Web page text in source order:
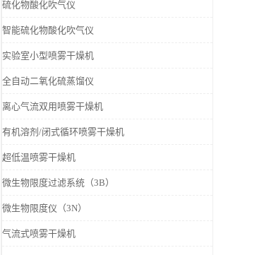
硫化物酸化吹气仪
智能硫化物酸化吹气仪
实验室小型喷雾干燥机
全自动二氧化硫蒸馏仪
离心气流双用喷雾干燥机
有机溶剂/闭式循环喷雾干燥机
超低温喷雾干燥机
微生物限度过滤系统（3B）
微生物限度仪（3N）
气流式喷雾干燥机